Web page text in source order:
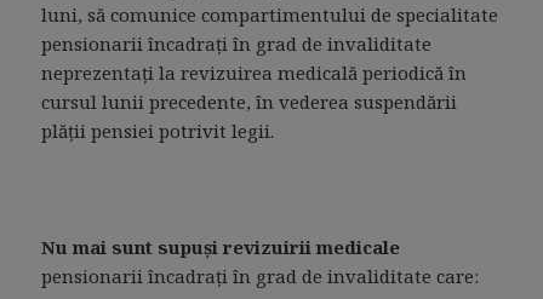
luni, să comunice compartimentului de specialitate
pensionarii încadraţi în grad de invaliditate
neprezentaţi la revizuirea medicală periodică în
cursul lunii precedente, în vederea suspendării
plăţii pensiei potrivit legii.
Nu mai sunt supuşi revizuirii medicale
pensionarii încadraţi în grad de invaliditate care: